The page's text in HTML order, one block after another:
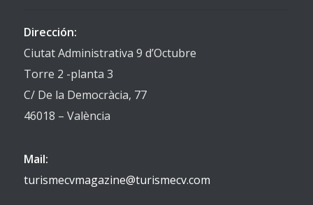
Dirección:
Ciutat Administrativa 9 d’Octubre
Torre 2 -planta 3
C/ De la Democràcia, 77
46018 – València
Mail:
turismecvmagazine@turismecv.com